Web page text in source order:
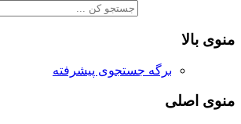
منوی بالا
برگه جستجوی پیشرفته
منوی اصلی